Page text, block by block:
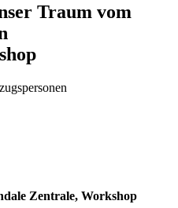
Traum vom
Zentrale, Workshop